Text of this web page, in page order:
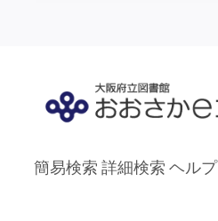
簡易検索 詳細検索 ヘルプ